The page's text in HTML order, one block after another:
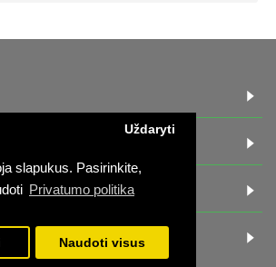
slapukus. Pasirinkite,
Privatumo politika
Uždaryti
Naudoti visus